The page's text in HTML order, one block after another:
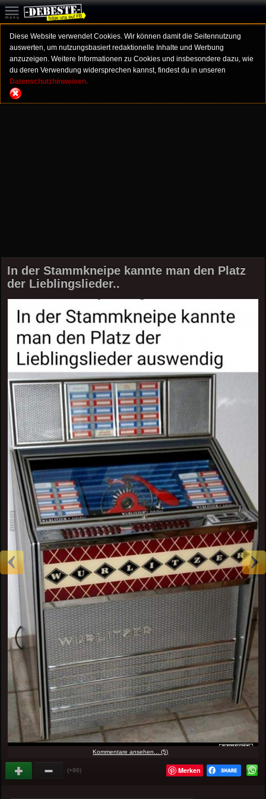
Diese Website verwendet Cookies. Wir können damit die Seitennutzung
auswerten, um nutzungsbasiert redaktionelle Inhalte und Werbung
anzuzeigen. Weitere Informationen zu Cookies und insbesondere dazu, wie
du deren Verwendung widersprechen kannst, findest du in unseren
Datenschutzhinweisen.
In der Stammkneipe kannte man den Platz
der Lieblingslieder..
Kommentare ansehen... (5)
(+96) Merken